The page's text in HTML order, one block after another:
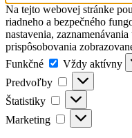
Na tejto webovej stránke
riadneho a bezpečného
nastavenia,
prispôsobovania
Funkčné
Funkčné
Vždy aktívny
Predvoľby
Predvoľby
Štatistiky Štatistiky
Marketing Marketing